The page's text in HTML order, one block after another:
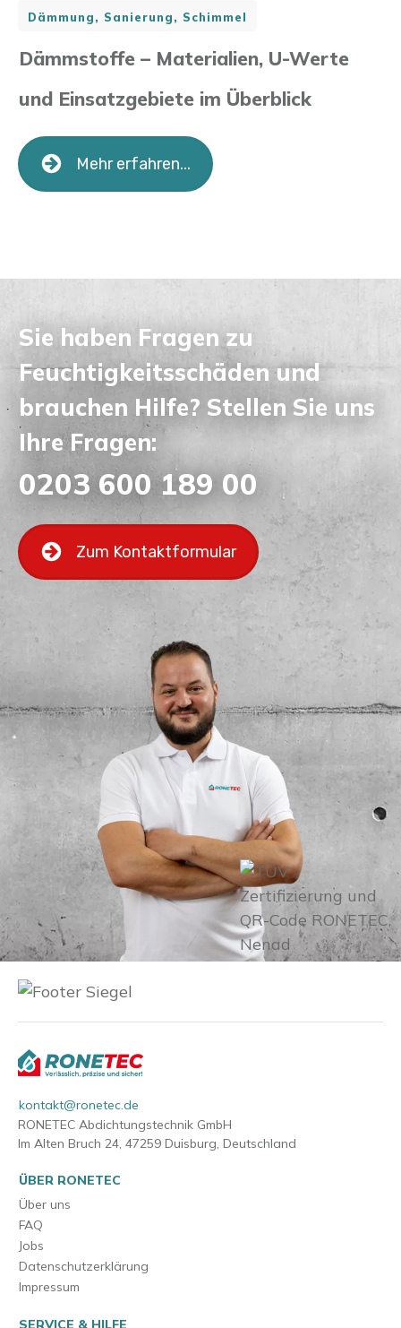
Dämmung, Sanierung, Schimmel
Dämmstoffe – Materialien, U-Werte
und Einsatzgebiete im Überblick
Mehr erfahren...
Sie haben Fragen zu
Feuchtigkeitsschäden und
brauchen Hilfe? Stellen Sie uns
Ihre Fragen:
0203 600 189 00
Zum Kontaktformular
kontakt@ronetec.de
RONETEC Abdichtungstechnik GmbH
Im Alten Bruch 24, 47259 Duisburg, Deutschland
ÜBER RONETEC
Über uns
FAQ
Jobs
Datenschutzerklärung
Impressum
SERVICE & HILFE